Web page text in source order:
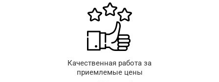
Качественная работа за
приемлемые цены